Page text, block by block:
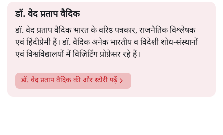
डॉ. वेद प्रताप वैदिक
डॉ. वेद प्रताप वैदिक भारत के वरिष्ठ पत्रकार, राजनैतिक विश्लेषक
एवं हिंदीप्रेमी हैं। डॉ. वैदिक अनेक भारतीय व विदेशी शोध-संस्थानों
एवं विश्वविद्यालयों में विज़िटिंग प्रोफ़ेसर रहे हैं।
डॉ. वेद प्रताप वैदिक की और स्टोरी पढ़ें